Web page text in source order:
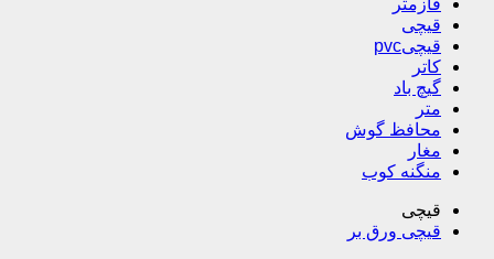
فازمتر
قیچی
قیچیpvc
کاتر
گیچ باد
متر
محافظ گوش
مغار
منگنه کوب
قیچی
قیچی ورق بر